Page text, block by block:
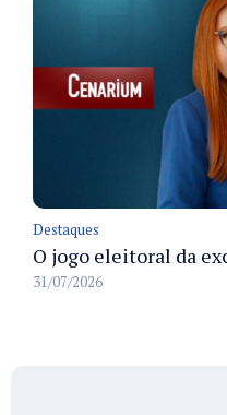
Destaques
O jogo eleitoral da
31/07/2026